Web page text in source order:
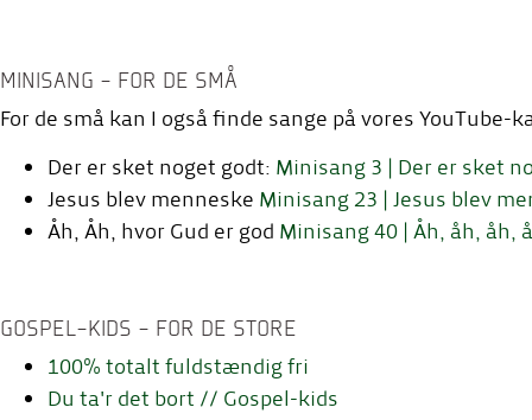
MINISANG - FOR DE SMÅ
For de små kan I også finde sange på vores YouTube-
Der er sket noget godt: Minisang 3 | Der er sket
Jesus blev menneske Minisang 23 | Jesus blev
Åh, Åh, hvor Gud er god Minisang 40 | Åh, åh, åh,
GOSPEL-KIDS - FOR DE STORE
100% totalt fuldstændig fri
Du ta'r det bort // Gospel-kids